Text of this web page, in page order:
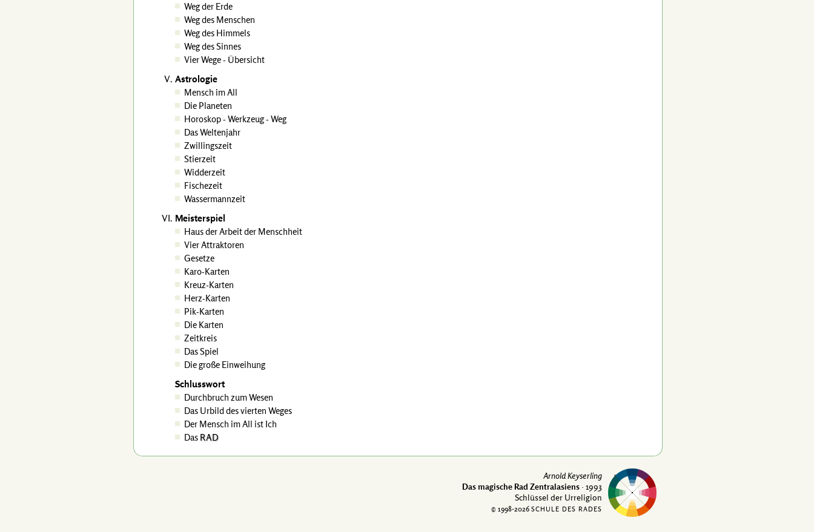
Weg der Erde
Weg des Menschen
Weg des Himmels
Weg des Sinnes
Vier Wege - Übersicht
Astrologie
Mensch im All
Die Planeten
Horoskop - Werkzeug - Weg
Das Weltenjahr
Zwillingszeit
Stierzeit
Widderzeit
Fischezeit
Wassermannzeit
Meisterspiel
Haus der Arbeit der Menschheit
Vier Attraktoren
Gesetze
Karo-Karten
Kreuz-Karten
Herz-Karten
Pik-Karten
Die Karten
Zeitkreis
Das Spiel
Die große Einweihung
Schlusswort
Durchbruch zum Wesen
Das Urbild des vierten Weges
Der Mensch im All ist Ich
Das RAD
Arnold Keyserling
Das magische Rad Zentralasiens · 1993
Schlüssel der Urreligion
© 1998-2026 SCHULE DES RADES